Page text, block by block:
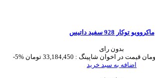
ماکروویو توکار 928 سفید داتیس
بدون رای
-5%
قیمت در اخوان شاپینگ : 33,184,450 تومان
اضافه به سبد خرید